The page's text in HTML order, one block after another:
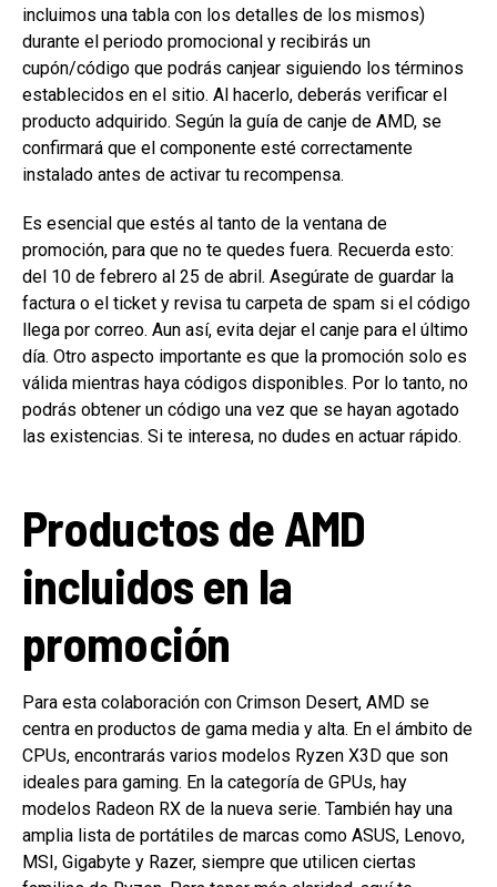
incluimos una tabla con los detalles de los mismos)
durante el periodo promocional y recibirás un
cupón/código que podrás canjear siguiendo los términos
establecidos en el sitio. Al hacerlo, deberás verificar el
producto adquirido. Según la guía de canje de AMD, se
confirmará que el componente esté correctamente
instalado antes de activar tu recompensa.
Es esencial que estés al tanto de la ventana de
promoción, para que no te quedes fuera. Recuerda esto:
del 10 de febrero al 25 de abril. Asegúrate de guardar la
factura o el ticket y revisa tu carpeta de spam si el código
llega por correo. Aun así, evita dejar el canje para el último
día. Otro aspecto importante es que la promoción solo es
válida mientras haya códigos disponibles. Por lo tanto, no
podrás obtener un código una vez que se hayan agotado
las existencias. Si te interesa, no dudes en actuar rápido.
Productos de AMD
incluidos en la
promoción
Para esta colaboración con Crimson Desert, AMD se
centra en productos de gama media y alta. En el ámbito de
CPUs, encontrarás varios modelos Ryzen X3D que son
ideales para gaming. En la categoría de GPUs, hay
modelos Radeon RX de la nueva serie. También hay una
amplia lista de portátiles de marcas como ASUS, Lenovo,
MSI, Gigabyte y Razer, siempre que utilicen ciertas